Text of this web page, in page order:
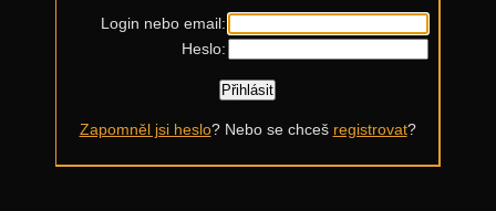
Login nebo email:
Heslo:
Zapomněl jsi heslo? Nebo se chceš registrovat?
Historické akce